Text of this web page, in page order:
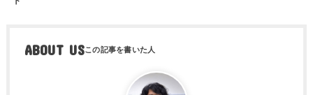
ABOUT US